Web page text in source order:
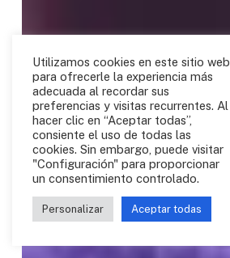
Utilizamos cookies en este sitio web
para ofrecerle la experiencia más
adecuada al recordar sus
preferencias y visitas recurrentes. Al
hacer clic en “Aceptar todas”,
consiente el uso de todas las
cookies. Sin embargo, puede visitar
"Configuración" para proporcionar
un consentimiento controlado.
Personalizar Aceptar todas